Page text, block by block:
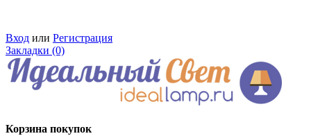
Вход или Регистрация
Закладки (0)
Корзина покупок